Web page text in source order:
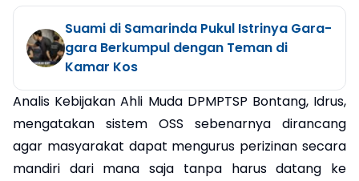
Suami di Samarinda Pukul Istrinya Gara-
gara Berkumpul dengan Teman di
Kamar Kos
Analis Kebijakan Ahli Muda DPMPTSP Bontang, Idrus,
mengatakan sistem OSS sebenarnya dirancang
agar masyarakat dapat mengurus perizinan secara
mandiri dari mana saja tanpa harus datang ke